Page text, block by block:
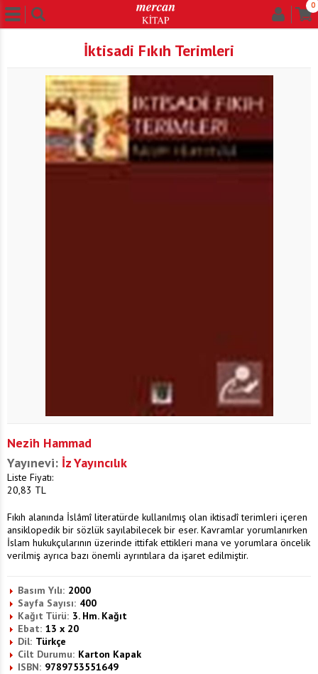
0
İktisadi Fıkıh Terimleri
Nezih Hammad
Yayınevi: İz Yayıncılık
Liste Fiyatı:
20,83 TL
Fıkıh alanında İslâmî literatürde kullanılmış olan iktisadî terimleri içeren
ansiklopedik bir sözlük sayılabilecek bir eser. Kavramlar yorumlanırken
İslam hukukçularının üzerinde ittifak ettikleri mana ve yorumlara öncelik
verilmiş ayrıca bazı önemli ayrıntılara da işaret edilmiştir.
Basım Yılı: 2000
Sayfa Sayısı: 400
Kağıt Türü: 3. Hm. Kağıt
Ebat: 13 x 20
Dil: Türkçe
Cilt Durumu: Karton Kapak
ISBN: 9789753551649